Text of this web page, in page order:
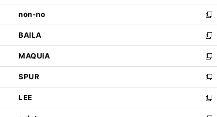
開
く
ウ
で
開
く
し
い
ウ
ィ
ン
ド
ウ
で
開
く
non-no
新
し
い
ウ
ィ
ン
ド
ウ
で
開
BAILA
新
し
い
ウ
ィ
ン
ド
ウ
MAQUIA
新
し
い
ウ
ィ
ン
SPUR
新
し
い
ウ
LEE
新
し